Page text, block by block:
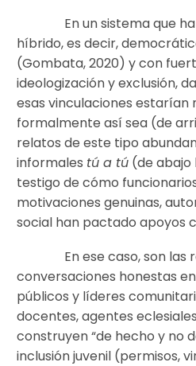
En un sistema que ha
híbrido, es decir,
(Gombata, 2020) y con
ideologización y exclusión,
esas vinculaciones estarían
formalmente así sea (de
relatos de este tipo
informales tú a tú (de abajo
testigo de cómo
motivaciones genuinas,
social han pactado apoyos
En ese caso, son las
conversaciones honestas
públicos y líderes
docentes, agentes
construyen “de hecho y no
inclusión juvenil (permisos,